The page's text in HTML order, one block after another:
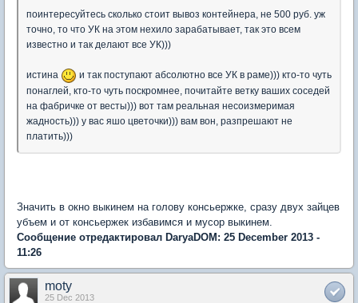
поинтересуйтесь сколько стоит вывоз контейнера, не 500 руб. уж
точно, то что УК на этом нехило зарабатывает, так это всем
известно и так делают все УК)))
истина
и так поступают абсолютно все УК в раме))) кто-то чуть
понаглей, кто-то чуть поскромнее, почитайте ветку ваших соседей
на фабричке от весты))) вот там реальная несоизмеримая
жадность))) у вас яшо цветочки))) вам вон, разпрешают не
платить)))
Значить в окно выкинем на голову консьержке, сразу двух зайцев
убъем и от консьержек избавимся и мусор выкинем.
Сообщение отредактировал DaryaDOM: 25 December 2013 -
11:26
moty
25 Dec 2013